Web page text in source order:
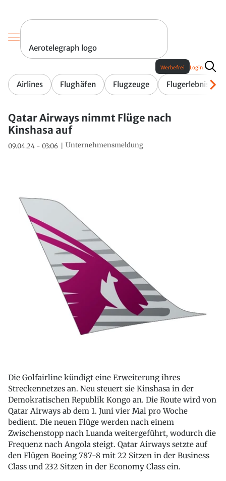
Aerotelegraph logo
Airlines Flughäfen Flugzeuge Flugerlebnis
Werbefrei Login
Qatar Airways nimmt Flüge nach
Kinshasa auf
09.04.24 - 03:06 Unternehmensmeldung
Die Golfairline kündigt eine Erweiterung ihres
Streckennetzes an. Neu steuert sie Kinshasa in der
Demokratischen Republik Kongo an. Die Route wird von
Qatar Airways ab dem 1. Juni vier Mal pro Woche
bedient. Die neuen Flüge werden nach einem
Zwischenstopp nach Luanda weitergeführt, wodurch die
Frequenz nach Angola steigt. Qatar Airways setzte auf
den Flügen Boeing 787-8 mit 22 Sitzen in der Business
Class und 232 Sitzen in der Economy Class ein.